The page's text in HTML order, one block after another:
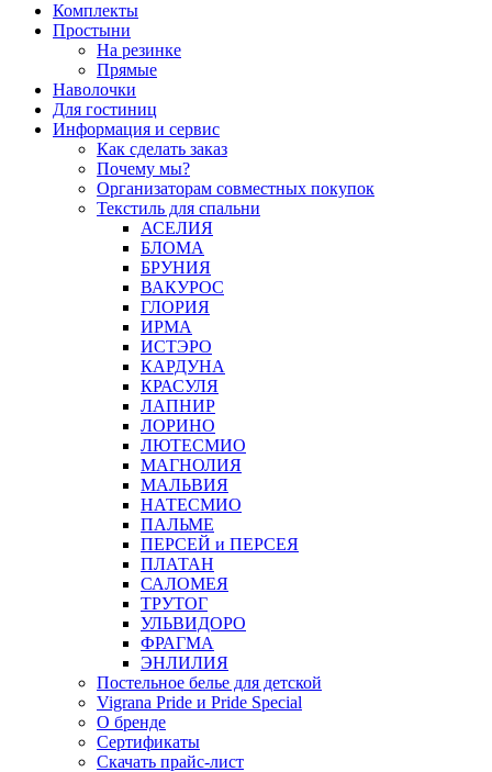
Комплекты
Простыни
На резинке
Прямые
Наволочки
Для гостиниц
Информация и сервис
Как сделать заказ
Почему мы?
Организаторам совместных покупок
Текстиль для спальни
АСЕЛИЯ
БЛОМА
БРУНИЯ
ВАКУРОС
ГЛОРИЯ
ИРМА
ИСТЭРО
КАРДУНА
КРАСУЛЯ
ЛАПНИР
ЛОРИНО
ЛЮТЕСМИО
МАГНОЛИЯ
МАЛЬВИЯ
НАТЕСМИО
ПАЛЬМЕ
ПЕРСЕЙ и ПЕРСЕЯ
ПЛАТАН
САЛОМЕЯ
ТРУТОГ
УЛЬВИДОРО
ФРАГМА
ЭНЛИЛИЯ
Постельное белье для детской
Vigrana Pride и Pride Special
О бренде
Сертификаты
Скачать прайс-лист